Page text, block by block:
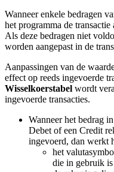
Wanneer enkele bedragen
het programma de
Als deze bedragen niet
worden aangepast in de
Aanpassingen van de
effect op reeds ingevoerde
Wisselkoerstabel wordt
ingevoerde transacties.
Wanneer het bedrag
Debet of een Credit
ingevoerd, dan werkt
het
die in gebruik